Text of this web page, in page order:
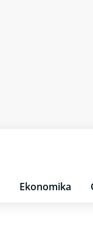
Ekonomika